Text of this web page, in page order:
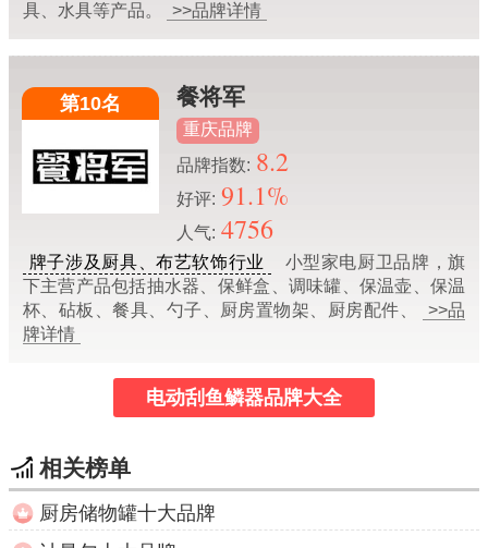
具、水具等产品。
>>品牌详情
第10名 餐将军
重庆品牌
品牌指数: 8.2
好评: 91.1%
人气: 4756
牌子涉及厨具、布艺软饰行业
小型家电厨卫品牌，旗
下主营产品包括抽水器、保鲜盒、调味罐、保温壶、保温
杯、砧板、餐具、勺子、厨房置物架、厨房配件、
>>品
牌详情
电动刮鱼鳞器品牌大全
相关榜单
厨房储物罐十大品牌